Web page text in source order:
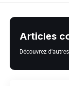
Articles
Découvrez